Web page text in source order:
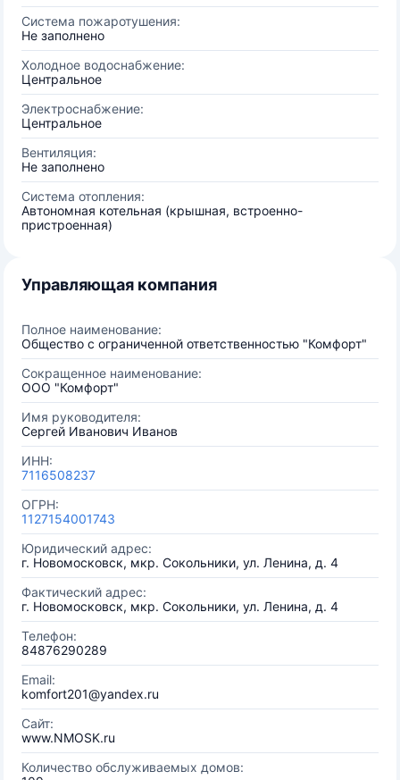
Система пожаротушения:
Не заполнено
Холодное водоснабжение:
Центральное
Электроснабжение:
Центральное
Вентиляция:
Не заполнено
Система отопления:
Автономная котельная (крышная, встроенно-
пристроенная)
Управляющая компания
Полное наименование:
Общество с ограниченной ответственностью "Комфорт"
Сокращенное наименование:
ООО "Комфорт"
Имя руководителя:
Сергей Иванович Иванов
ИНН:
7116508237
ОГРН:
1127154001743
Юридический адрес:
г. Новомосковск, мкр. Сокольники, ул. Ленина, д. 4
Фактический адрес:
г. Новомосковск, мкр. Сокольники, ул. Ленина, д. 4
Телефон:
84876290289
Email:
komfort201@yandex.ru
Сайт:
www.NMOSK.ru
Количество обслуживаемых домов: